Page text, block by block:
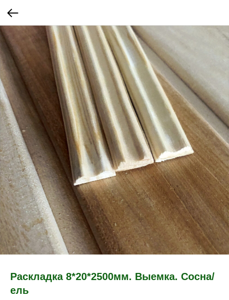
Раскладка 8*20*2500мм. Выемка. Сосна/
ель